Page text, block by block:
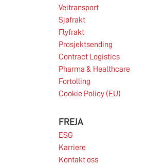
06.08.2026
Veitransport
Sjøfrakt
Flyfrakt
Prosjektsending
Contract Logistics
Pharma & Healthcare
Fortolling
Cookie Policy (EU)
FREJA
ESG
Karriere
Kontakt oss